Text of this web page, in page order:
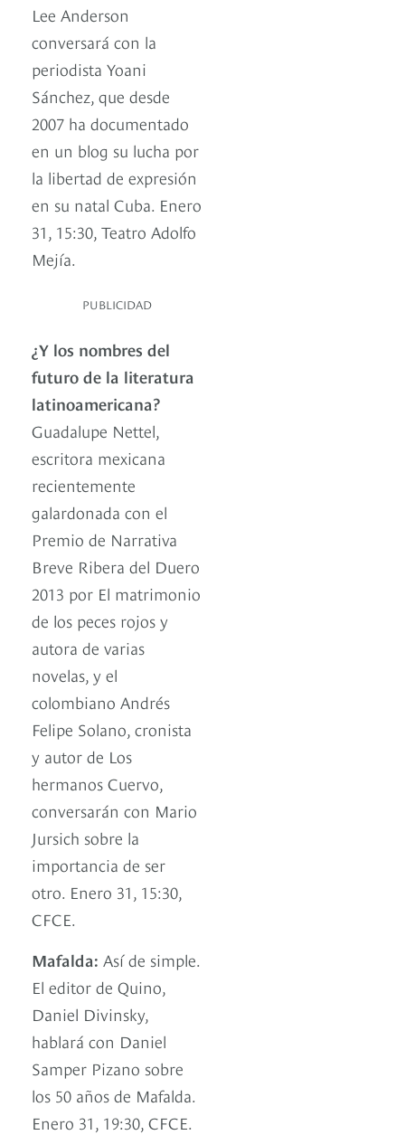
Lee Anderson
conversará con la
periodista Yoani
Sánchez, que desde
2007 ha documentado
en un blog su lucha por
la libertad de expresión
en su natal Cuba. Enero
31, 15:30, Teatro Adolfo
Mejía.
PUBLICIDAD
¿Y los nombres del
futuro de la literatura
latinoamericana?
Guadalupe Nettel,
escritora mexicana
recientemente
galardonada con el
Premio de Narrativa
Breve Ribera del Duero
2013 por El matrimonio
de los peces rojos y
autora de varias
novelas, y el
colombiano Andrés
Felipe Solano, cronista
y autor de Los
hermanos Cuervo,
conversarán con Mario
Jursich sobre la
importancia de ser
otro. Enero 31, 15:30,
CFCE.
Mafalda: Así de simple.
El editor de Quino,
Daniel Divinsky,
hablará con Daniel
Samper Pizano sobre
los 50 años de Mafalda.
Enero 31, 19:30, CFCE.